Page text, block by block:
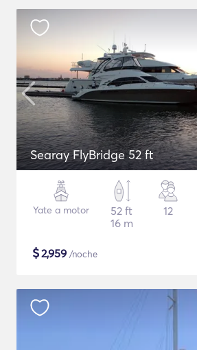
Searay FlyBridge 52 ft
Yate a motor
52 ft
16 m
12
$2,959 /noche